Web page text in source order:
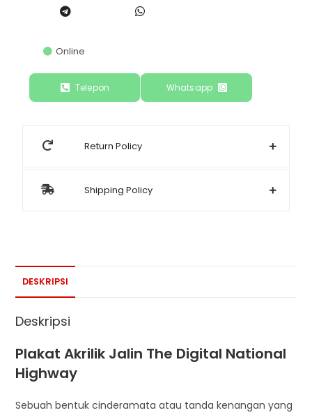
Online
Telepon Whatsapp
Return Policy
Shipping Policy
DESKRIPSI
Deskripsi
Plakat Akrilik Jalin The Digital National
Highway
Sebuah bentuk cinderamata atau tanda kenangan yang